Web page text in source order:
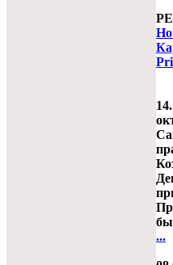
...